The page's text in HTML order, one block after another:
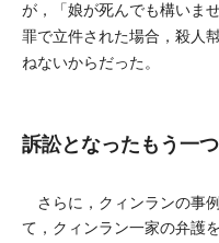
が，「娘が死んでも構いま
罪で立件された場合，殺人
ねないからだった。
訴訟となったもう一
さらに，クィンランの事
て，クィンラン一家の弁護